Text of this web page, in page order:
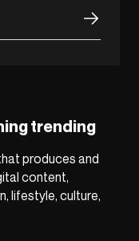
trending
produces and
content,
lifestyle, culture,